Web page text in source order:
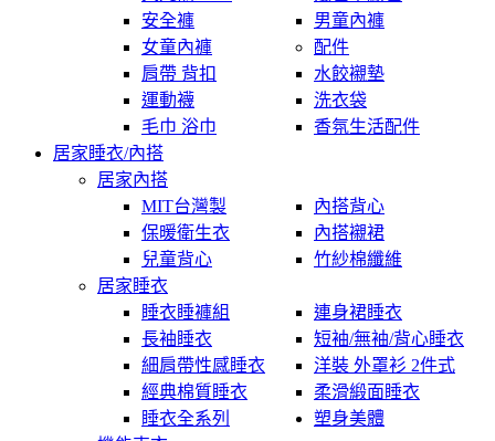
安全褲
男童內褲
女童內褲
配件
肩帶 背扣
水餃襯墊
運動襪
洗衣袋
毛巾 浴巾
香氛生活配件
居家睡衣/內搭
居家內搭
MIT台灣製
內搭背心
保暖衛生衣
內搭襯裙
兒童背心
竹紗棉纖維
居家睡衣
睡衣睡褲組
連身裙睡衣
長袖睡衣
短袖/無袖/背心睡衣
細肩帶性感睡衣
洋裝 外罩衫 2件式
經典棉質睡衣
柔滑緞面睡衣
睡衣全系列
塑身美體